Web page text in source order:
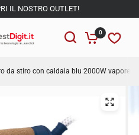
IL NOSTRO OUTLET!
0
da stiro con caldaia blu 2000W vapore